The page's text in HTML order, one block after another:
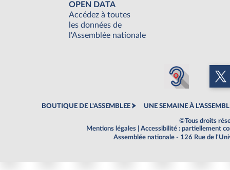
OPEN DATA
Accédez à toutes
les données de
l'Assemblée nationale
BOUTIQUE DE L'ASSEMBLEE UNE SEMAINE À
©Tous droits
Mentions légales
Accessibilité : partiellement
Assemblée nationale - 126 Rue de